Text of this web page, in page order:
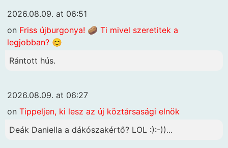
2026.08.09. at 06:51
on Friss újburgonya! 🥔 Ti mivel szeretitek a
legjobban? 😊
Rántott hús.
2026.08.09. at 06:27
on Tippeljen, ki lesz az új köztársasági elnök
Deák Daniella a dákószakértő? LOL :):-))...